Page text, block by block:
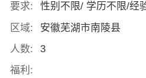
要求:
性别不限/ 学历不限/经
区域:
安徽芜湖市南陵县
人数:
3
福利: